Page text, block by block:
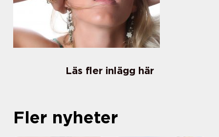
Läs fler inlägg här
Fler nyheter